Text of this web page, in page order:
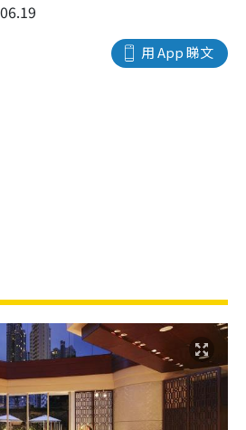
用 App 睇文